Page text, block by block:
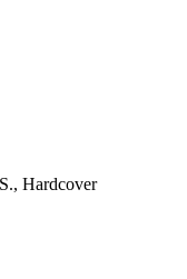
Hardcover